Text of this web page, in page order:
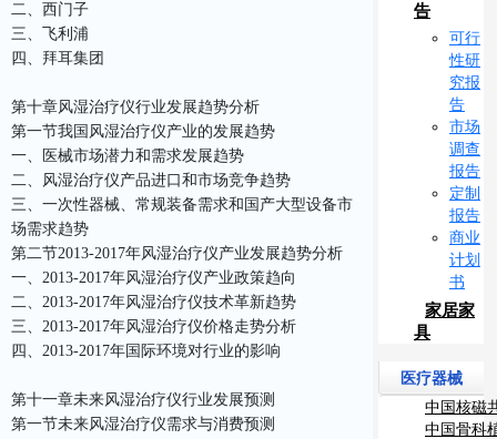
二、西门子
三、飞利浦
四、拜耳集团
第十章风湿治疗仪行业发展趋势分析
第一节我国风湿治疗仪产业的发展趋势
一、医械市场潜力和需求发展趋势
二、风湿治疗仪产品进口和市场竞争趋势
三、一次性器械、常规装备需求和国产大型设备市
场需求趋势
第二节2013-2017年风湿治疗仪产业发展趋势分析
一、2013-2017年风湿治疗仪产业政策趋向
二、2013-2017年风湿治疗仪技术革新趋势
三、2013-2017年风湿治疗仪价格走势分析
四、2013-2017年国际环境对行业的影响
第十一章未来风湿治疗仪行业发展预测
第一节未来风湿治疗仪需求与消费预测
告
可行
性研
究报
告
市场
调查
报告
定制
报告
商业
计划
书
家居家
具
医疗器械
中国核磁
分析报告
中国骨科